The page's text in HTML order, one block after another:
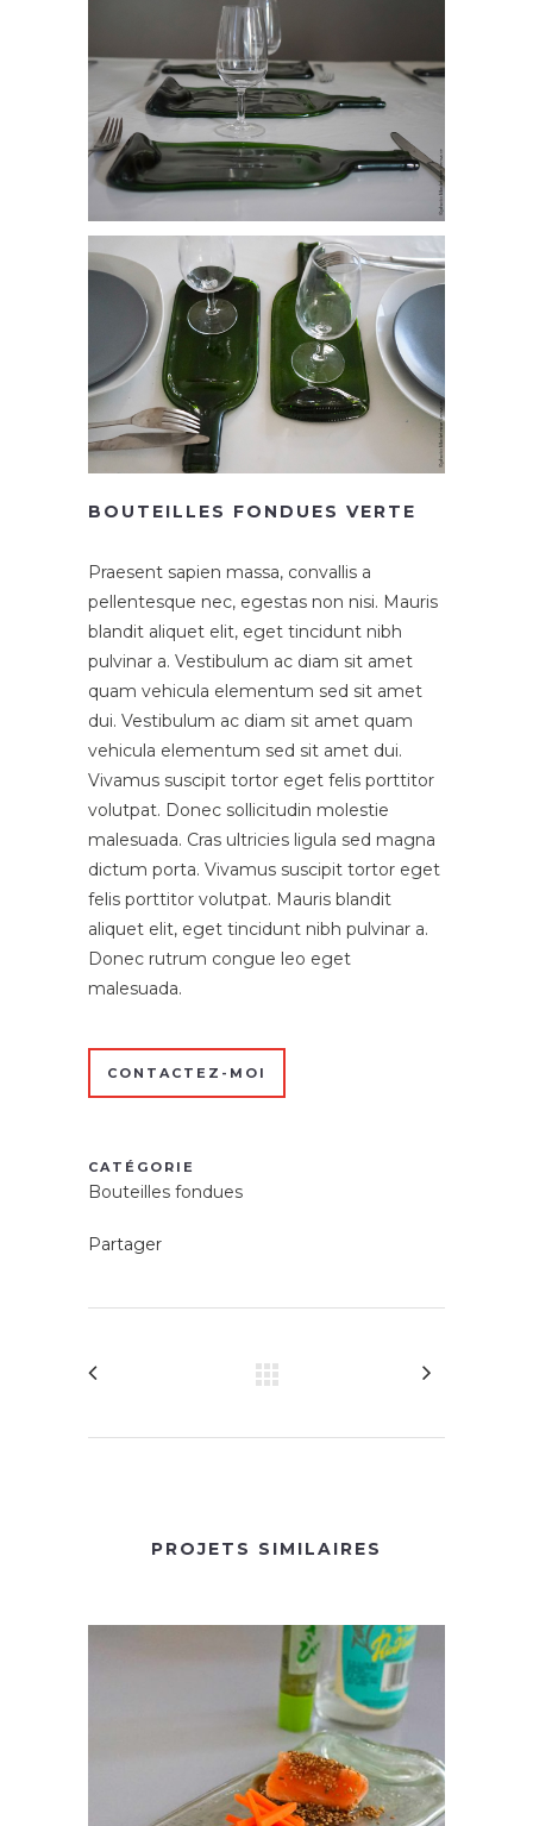
BOUTEILLES FONDUES VERTE
Praesent sapien massa, convallis a
pellentesque nec, egestas non nisi. Mauris
blandit aliquet elit, eget tincidunt nibh
pulvinar a. Vestibulum ac diam sit amet
quam vehicula elementum sed sit amet
dui. Vestibulum ac diam sit amet quam
vehicula elementum sed sit amet dui.
Vivamus suscipit tortor eget felis porttitor
volutpat. Donec sollicitudin molestie
malesuada. Cras ultricies ligula sed magna
dictum porta. Vivamus suscipit tortor eget
felis porttitor volutpat. Mauris blandit
aliquet elit, eget tincidunt nibh pulvinar a.
Donec rutrum congue leo eget
malesuada.
CONTACTEZ-MOI
CATÉGORIE
Bouteilles fondues
Partager
PROJETS SIMILAIRES